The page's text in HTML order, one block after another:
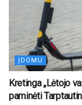
ĮDOMU
Kretinga „Lėtojo
paminėti